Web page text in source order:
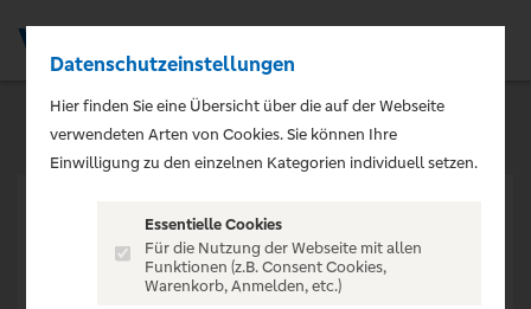
VERANSTALTUNG NICHT
Datenschutzeinstellungen
Hier finden Sie eine Übersicht über die auf der Webseite
verwendeten Arten von Cookies. Sie können Ihre
Einwilligung zu den einzelnen Kategorien individuell setzen.
Essentielle Cookies
Für die Nutzung der Webseite mit allen
Funktionen (z.B. Consent Cookies,
Warenkorb, Anmelden, etc.)